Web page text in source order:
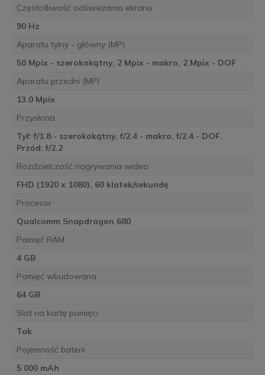
Częstotliwość odświeżania ekranu
90 Hz
Aparatu tylny - główny (MP)
50 Mpix - szerokokątny, 2 Mpix - makro, 2 Mpix - DOF
Aparatu przedni (MP)
13.0 Mpix
Przysłona
Tył: f/1.8 - szerokokątny, f/2.4 - makro, f/2.4 - DOF.
Przód: f/2.2
Rozdzielczość nagrywania wideo
FHD (1920 x 1080), 60 klatek/sekundę
Procesor
Qualcomm Snapdragon 680
Pamięć RAM
4 GB
Pamięć wbudowana
64 GB
Slot na kartę pamięci
Tak
Pojemność baterii
5 000 mAh